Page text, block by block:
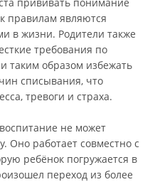
правилам являются
в жизни. Родители также
требования по
таким образом избежать
списывания, что
тревоги и страха.
не может
Оно работает совместно с
ребёнок погружается в
переход из более